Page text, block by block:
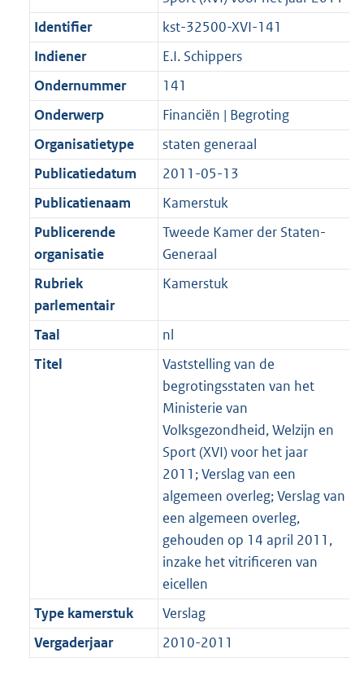
Identifier
kst-32500-XVI-141
Indiener
E.I. Schippers
Ondernummer
141
Onderwerp
Financiën | Begroting
Organisatietype
staten generaal
Publicatiedatum
2011-05-13
Publicatienaam
Kamerstuk
Publicerende
organisatie
Tweede Kamer der Staten-
Generaal
Rubriek
parlementair
Kamerstuk
Taal
nl
Titel
Vaststelling van de
begrotingsstaten van het
Ministerie van
Volksgezondheid, Welzijn en
Sport (XVI) voor het jaar
2011; Verslag van een
algemeen overleg; Verslag van
een algemeen overleg,
gehouden op 14 april 2011,
inzake het vitrificeren van
eicellen
Type kamerstuk
Verslag
Vergaderjaar
2010-2011